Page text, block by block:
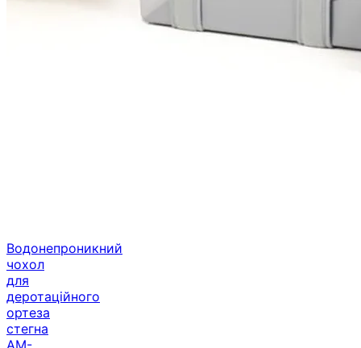
чохол
для
деротаційного
ортеза
стегна
AM-
ADS-